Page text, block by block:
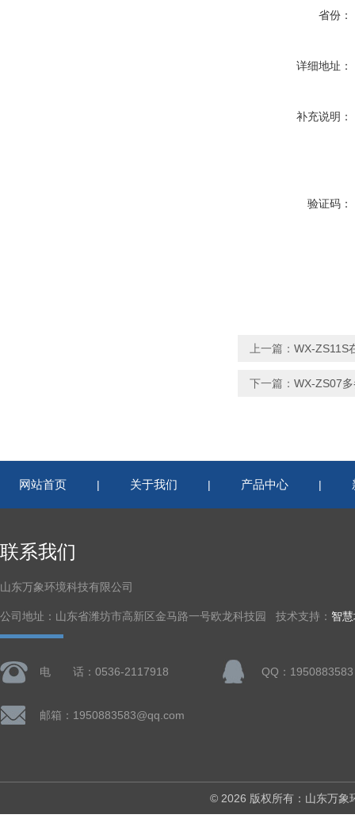
省份：
详细地址：
补充说明：
验证码：
上一篇： WX-ZS11S
下一篇： WX-ZS07
网站首页 | 关于我们 | 产品中心 |
联系我们
山东万象环境科技有限公司
公司地址：山东省潍坊市高新区金马路一号欧龙科技园 技术支持： 智
电 话：0536-2117918 QQ：1950883583
邮箱：1950883583@qq.com
© 2026 版权所有：山东万